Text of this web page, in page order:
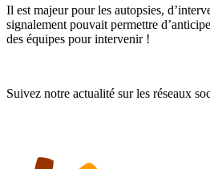
Il est majeur pour les autopsies,
signalement pouvait permettre
des équipes pour intervenir !
Suivez notre actualité sur les réseaux